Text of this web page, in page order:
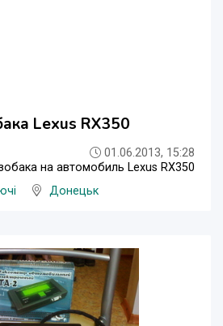
Lexus RX350
01.06.2013, 15:28
на автомобиль Lexus RX350
Донецьк